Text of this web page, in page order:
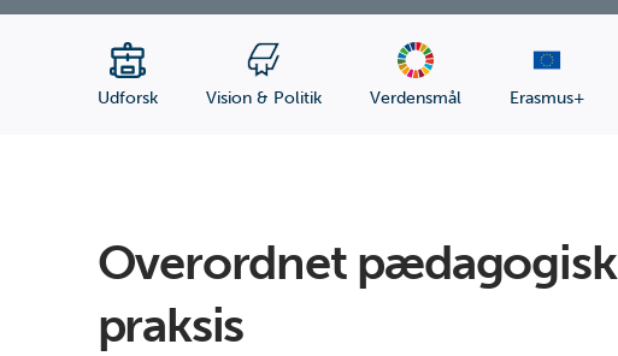
Udforsk Vision & Politik Verdensmål Erasmus+
Overordnet pædagogisk
praksis